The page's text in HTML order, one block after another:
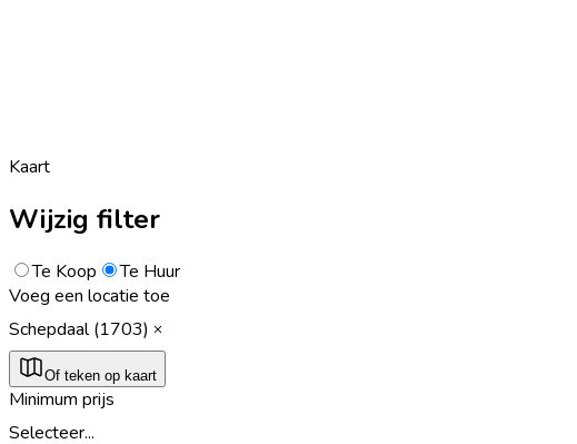
Kaart
Wijzig filter
Te Koop
Te Huur
Voeg een locatie toe
Schepdaal (1703)
Of teken op kaart
Minimum prijs
Selecteer...